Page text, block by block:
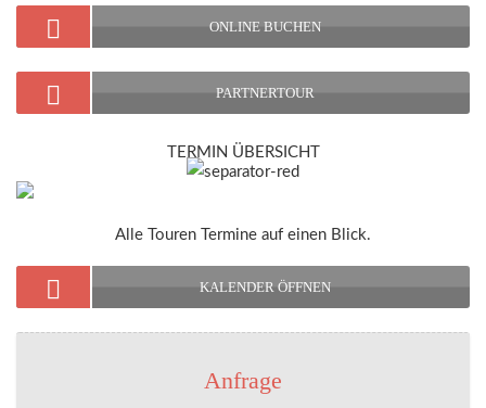
ONLINE BUCHEN
PARTNERTOUR
TERMIN ÜBERSICHT
Alle Touren Termine auf einen Blick.
KALENDER ÖFFNEN
Anfrage